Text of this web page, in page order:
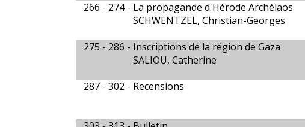
266 - 274 - La propagande d'Hérode Archélaos
SCHWENTZEL, Christian-Georges
275 - 286 - Inscriptions de la région de Gaza
SALIOU, Catherine
287 - 302 - Recensions